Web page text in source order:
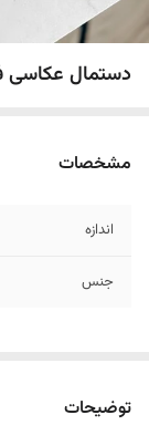
دستمال عکاسی
مشخصات
اندازه
جنس
توضیحات